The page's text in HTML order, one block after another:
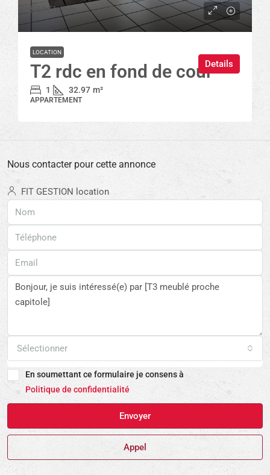
560€/mois
LOCATION
T2 rdc en fond de cour
1 32.97 m²
APPARTEMENT
Details
Nous contacter pour cette annonce
FIT GESTION location
Sélectionner
En soumettant ce formulaire je consens à
Politique de confidentialité
Envoyer
Appel